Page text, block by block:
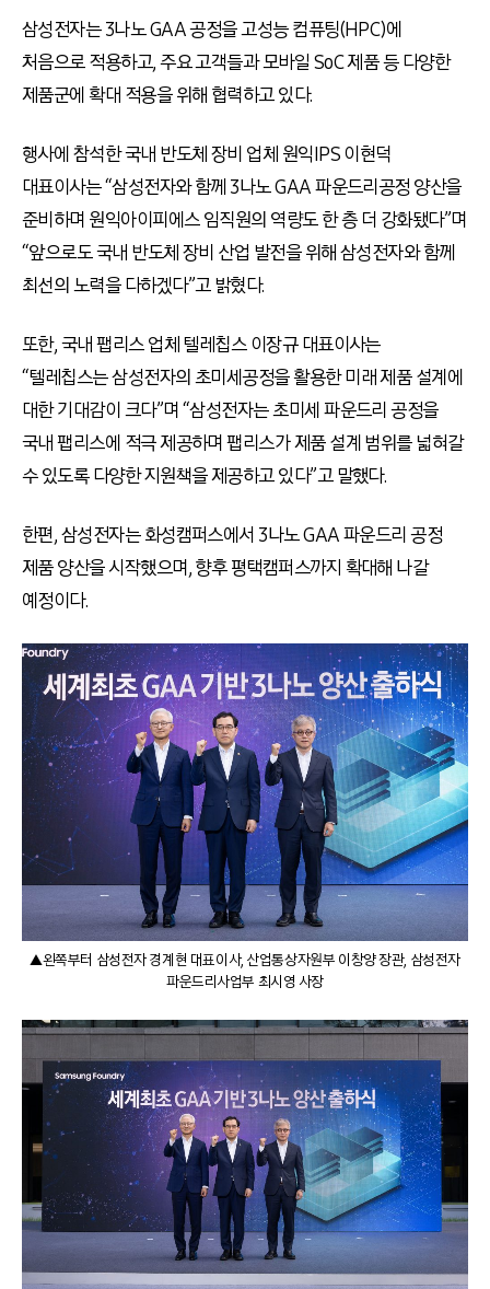
삼성전자는 3나노 GAA 공정을 고성능 컴퓨팅(HPC)에
처음으로 적용하고, 주요 고객들과 모바일 SoC 제품 등 다양한
제품군에 확대 적용을 위해 협력하고 있다.
행사에 참석한 국내 반도체 장비 업체 원익IPS 이현덕
대표이사는 “삼성전자와 함께 3나노 GAA 파운드리공정 양산을
준비하며 원익아이피에스 임직원의 역량도 한 층 더 강화됐다”며
“앞으로도 국내 반도체 장비 산업 발전을 위해 삼성전자와 함께
최선의 노력을 다하겠다”고 밝혔다.
또한, 국내 팹리스 업체 텔레칩스 이장규 대표이사는
“텔레칩스는 삼성전자의 초미세공정을 활용한 미래 제품 설계에
대한 기대감이 크다”며 “삼성전자는 초미세 파운드리 공정을
국내 팹리스에 적극 제공하며 팹리스가 제품 설계 범위를 넓혀갈
수 있도록 다양한 지원책을 제공하고 있다”고 말했다.
한편, 삼성전자는 화성캠퍼스에서 3나노 GAA 파운드리 공정
제품 양산을 시작했으며, 향후 평택캠퍼스까지 확대해 나갈
예정이다.
▲왼쪽부터 삼성전자 경계현 대표이사, 산업통상자원부 이창양 장관, 삼성전자
파운드리사업부 최시영 사장